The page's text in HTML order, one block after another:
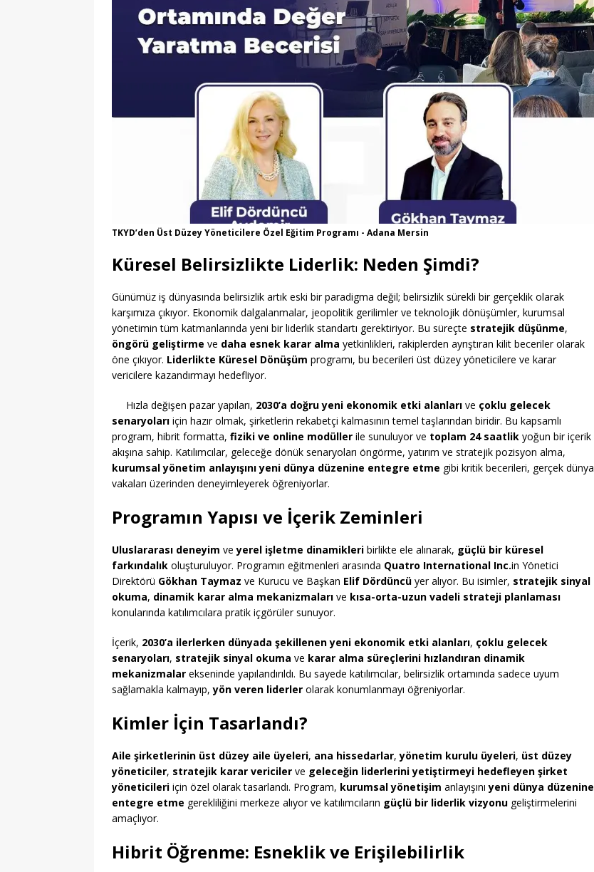
TKYD’den Üst Düzey Yöneticilere Özel Eğitim Programı - Adana Mersin
Küresel Belirsizlikte Liderlik: Neden Şimdi?
Günümüz iş dünyasında belirsizlik artık eski bir paradigma değil; belirsizlik sürekli bir gerçeklik olarak
karşımıza çıkıyor. Ekonomik dalgalanmalar, jeopolitik gerilimler ve teknolojik dönüşümler, kurumsal
yönetimin tüm katmanlarında yeni bir liderlik standartı gerektiriyor. Bu süreçte stratejik düşünme,
öngörü geliştirme ve daha esnek karar alma yetkinlikleri, rakiplerden ayrıştıran kilit beceriler olarak
öne çıkıyor. Liderlikte Küresel Dönüşüm programı, bu becerileri üst düzey yöneticilere ve karar
vericilere kazandırmayı hedefliyor.
Hızla değişen pazar yapıları, 2030’a doğru yeni ekonomik etki alanları ve çoklu gelecek
senaryoları için hazır olmak, şirketlerin rekabetçi kalmasının temel taşlarından biridir. Bu kapsamlı
program, hibrit formatta, fiziki ve online modüller ile sunuluyor ve toplam 24 saatlik yoğun bir içerik
akışına sahip. Katılımcılar, geleceğe dönük senaryoları öngörme, yatırım ve stratejik pozisyon alma,
kurumsal yönetim anlayışını yeni dünya düzenine entegre etme gibi kritik becerileri, gerçek dünya
vakaları üzerinden deneyimleyerek öğreniyorlar.
Programın Yapısı ve İçerik Zeminleri
Uluslararası deneyim veyerel işletme dinamikleri birlikte ele alınarak, güçlü bir küresel
farkındalık oluşturuluyor. Programın eğitmenleri arasında Quatro International Inc.in Yönetici
Direktörü Gökhan Taymaz ve Kurucu ve Başkan Elif Dördüncü yer alıyor. Bu isimler, stratejik sinyal
okuma, dinamik karar alma mekanizmaları ve kısa-orta-uzun vadeli strateji planlaması
konularında katılımcılara pratik içgörüler sunuyor.
İçerik, 2030’a ilerlerken dünyada şekillenen yeni ekonomik etki alanları, çoklu gelecek
senaryoları, stratejik sinyal okuma ve karar alma süreçlerini hızlandıran dinamik
mekanizmalar ekseninde yapılandırıldı. Bu sayede katılımcılar, belirsizlik ortamında sadece uyum
sağlamakla kalmayıp,yön veren liderler olarak konumlanmayı öğreniyorlar.
Kimler İçin Tasarlandı?
Aile şirketlerinin üst düzey aile üyeleri, ana hissedarlar,yönetim kurulu üyeleri, üst düzey
yöneticiler, stratejik karar vericiler ve geleceğin liderlerini yetiştirmeyi hedefleyen şirket
yöneticileri için özel olarak tasarlandı. Program, kurumsal yönetişim anlayışınıyeni dünya düzenine
entegre etme gerekliliğini merkeze alıyor ve katılımcıların güçlü bir liderlik vizyonu geliştirmelerini
amaçlıyor.
Hibrit Öğrenme: Esneklik ve Erişilebilirlik